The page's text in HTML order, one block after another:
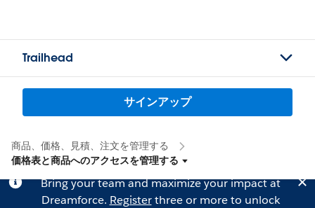
Trailhead
サインアップ
商品、価格、見積、注文を管理する
価格表と商品へのアクセスを管理する
Bring your team and maximize your impact at
Dreamforce. Registerthree or more to unlock